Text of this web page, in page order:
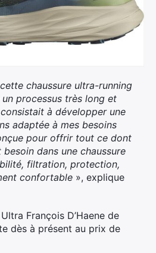
chaussure ultra-running
processus très long et
à développer une
adaptée à mes besoins
pour offrir tout ce dont
dans une chaussure
filtration, protection,
confortable », explique
François D’Haene de
dès à présent au prix de